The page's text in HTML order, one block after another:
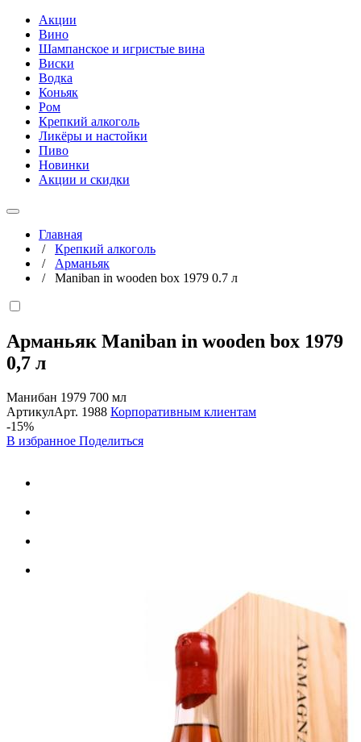
Акции
Вино
Шампанское и игристые вина
Виски
Водка
Коньяк
Ром
Крепкий алкоголь
Ликёры и настойки
Пиво
Новинки
Акции и скидки
Главная
/ Крепкий алкоголь
/ Арманьяк
/ Maniban in wooden box 1979 0.7 л
Арманьяк Maniban in wooden box 1979
0,7 л
Манибан 1979 700 мл
АртикулАрт. 1988 Корпоративным клиентам
-15%
В избранное Поделиться